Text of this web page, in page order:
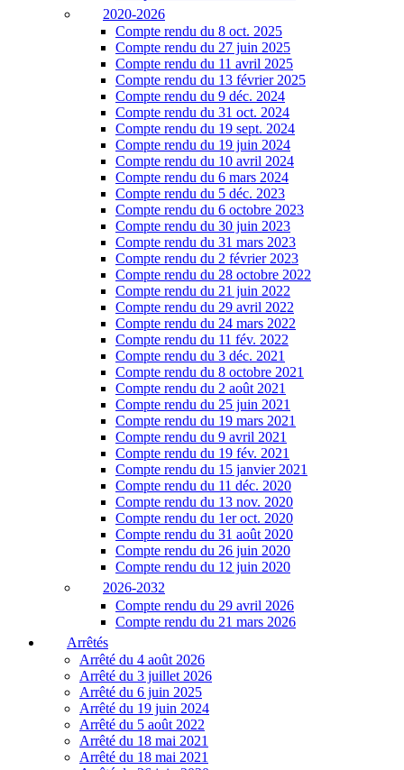
2020-2026
Compte rendu du 8 oct. 2025
Compte rendu du 27 juin 2025
Compte rendu du 11 avril 2025
Compte rendu du 13 février 2025
Compte rendu du 9 déc. 2024
Compte rendu du 31 oct. 2024
Compte rendu du 19 sept. 2024
Compte rendu du 19 juin 2024
Compte rendu du 10 avril 2024
Compte rendu du 6 mars 2024
Compte rendu du 5 déc. 2023
Compte rendu du 6 octobre 2023
Compte rendu du 30 juin 2023
Compte rendu du 31 mars 2023
Compte rendu du 2 février 2023
Compte rendu du 28 octobre 2022
Compte rendu du 21 juin 2022
Compte rendu du 29 avril 2022
Compte rendu du 24 mars 2022
Compte rendu du 11 fév. 2022
Compte rendu du 3 déc. 2021
Compte rendu du 8 octobre 2021
Compte rendu du 2 août 2021
Compte rendu du 25 juin 2021
Compte rendu du 19 mars 2021
Compte rendu du 9 avril 2021
Compte rendu du 19 fév. 2021
Compte rendu du 15 janvier 2021
Compte rendu du 11 déc. 2020
Compte rendu du 13 nov. 2020
Compte rendu du 1er oct. 2020
Compte rendu du 31 août 2020
Compte rendu du 26 juin 2020
Compte rendu du 12 juin 2020
2026-2032
Compte rendu du 29 avril 2026
Compte rendu du 21 mars 2026
Arrêtés
Arrêté du 4 août 2026
Arrêté du 3 juillet 2026
Arrêté du 6 juin 2025
Arrêté du 19 juin 2024
Arrêté du 5 août 2022
Arrêté du 18 mai 2021
Arrêté du 18 mai 2021